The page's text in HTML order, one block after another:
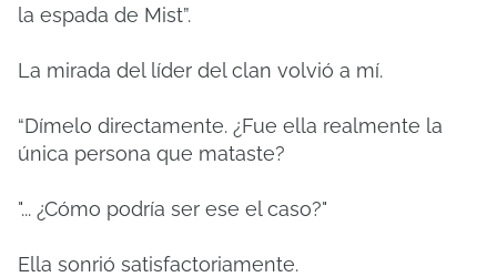
la espada de Mist”.
La mirada del líder del clan volvió a mí.
“Dímelo directamente. ¿Fue ella realmente la
única persona que mataste?
"... ¿Cómo podría ser ese el caso?"
Ella sonrió satisfactoriamente.